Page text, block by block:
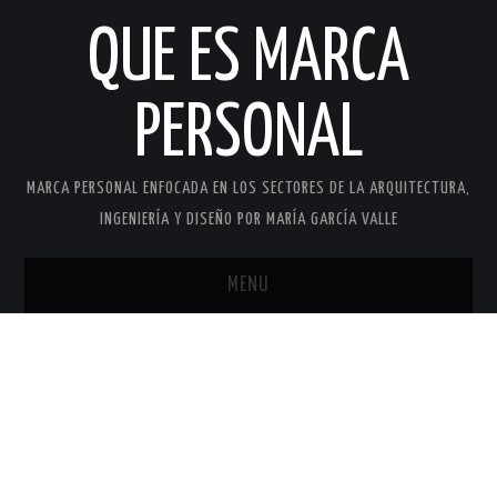
QUE ES MARCA
PERSONAL
MARCA PERSONAL ENFOCADA EN LOS SECTORES DE LA ARQUITECTURA,
INGENIERÍA Y DISEÑO POR MARÍA GARCÍA VALLE
MENU